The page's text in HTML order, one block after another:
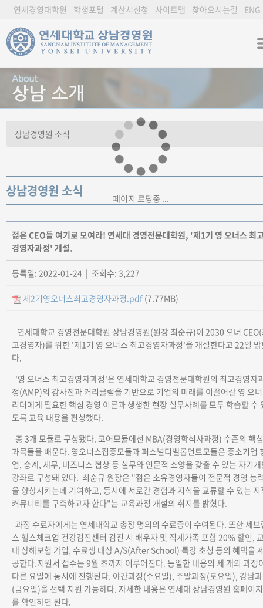
연세경영대학원 학생포털 계산서신청 사이트맵 찾아오시는길 ENG
상남경영원 소식
젊은 CEO들 여기로 모여라! 연세대 경영전문대학원, '제1기 영 오너스 최
경영자과정' 개설.
등록일: 2022-01-24 | 조회수: 3,227
제2기영오너스최고경영자과정.pdf (7.77MB)
연세대학교 경영전문대학원 상남경영원(원장 최순규)이 2030 오너
고경영자)를 위한 '제1기 영 오너스 최고경영자과정'을 개설한다고 22일
다.
'영 오너스 최고경영자과정'은 연세대학교 경영전문대학원의 최고경영자
정(AMP)의 강사진과 커리큘럼을 기반으로 기업의 미래를 이끌어갈 영 오너
리더에게 필요한 핵심 경영 이론과 생생한 현장 실무사례를 모두 학습할 수
도록 교육 내용을 편성했다.
총 3개 모듈로 구성됐다. 코어모듈에선 MBA(경영학석사과정) 수준의 핵심
과목들을 배운다. 영오너스집중모듈과 퍼스널디벨롭먼트모듈은 중소기업
업, 승계, 세무, 비즈니스 협상 등 실무와 인문적 소양을 갖출 수 있는 자기
강좌로 구성돼 있다. 최순규 원장은 "젊은 소유경영자들이 전문적 경영 능
을 향상시키는데 기여하고, 동시에 서로간 경험과 지식을 교류할 수 있는 지
커뮤니티를 구축하고자 한다"는 교육과정 개설의 취지를 밝혔다.
과정 수료자에게는 연세대학교 총장 명의의 수료증이 수여된다. 또한 세브
스 헬스체크업 건강검진센터 검진 시 배우자 및 직계가족 포함 20% 할인,
내 상해보험 가입, 수료생 대상 A/S(After School) 특강 초청 등의 혜택을
공한다.지원서 접수는 9월 초까지 이루어진다. 동일한 내용의 세 개의 과정
다른 요일에 동시에 진행된다. 야간과정(수요일), 주말과정(토요일), 강남
(금요일)을 선택 지원 가능하다. 자세한 내용은 연세대 상남경영원 홈페이지
를 확인하면 된다.
페이지 로딩중 ...